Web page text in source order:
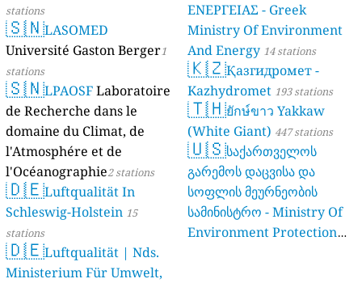
61 stations
stations
🇸🇳LASOMED
Université Gaston Berger1
stations
🇸🇳LPAOSF Laboratoire
de Recherche dans le
domaine du Climat, de
l'Atmosphére et de
l'Océanographie2 stations
🇩🇪Luftqualität In
Schleswig-Holstein 15
stations
🇩🇪Luftqualität | Nds.
Ministerium Für Umwelt,
ΕΝΕΡΓΕΙΑΣ - Greek
Ministry Of Environment
And Energy 14 stations
🇰🇿Қазгидромет -
Kazhydromet 193 stations
🇹🇭ยักษ์ขาว Yakkaw
(White Giant) 447 stations
🇺🇸საქართველოს
გარემოს დაცვისა და
სოფლის მეურნეობის
სამინისტრო - Ministry Of
Environment Protection